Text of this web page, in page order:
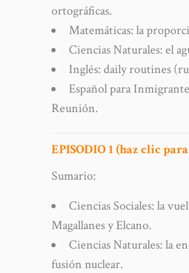
ortográficas.
Matemáticas: la
Ciencias Naturales: el
Inglés: daily routines
Español para
Reunión.
EPISODIO 1 (haz clic
Sumario:
Ciencias Sociales: la
Magallanes y Elcano.
Ciencias Naturales: la
fusión nuclear.